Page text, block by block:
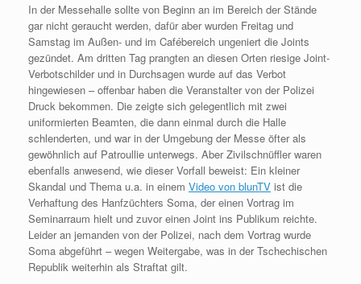
In der Messehalle sollte von Beginn an im Bereich der Stände
gar nicht geraucht werden, dafür aber wurden Freitag und
Samstag im Außen- und im Cafébereich ungeniert die Joints
gezündet. Am dritten Tag prangten an diesen Orten riesige Joint-
Verbotschilder und in Durchsagen wurde auf das Verbot
hingewiesen – offenbar haben die Veranstalter von der Polizei
Druck bekommen. Die zeigte sich gelegentlich mit zwei
uniformierten Beamten, die dann einmal durch die Halle
schlenderten, und war in der Umgebung der Messe öfter als
gewöhnlich auf Patroullie unterwegs. Aber Zivilschnüffler waren
ebenfalls anwesend, wie dieser Vorfall beweist: Ein kleiner
Skandal und Thema u.a. in einem Video von blunTV ist die
Verhaftung des Hanfzüchters Soma, der einen Vortrag im
Seminarraum hielt und zuvor einen Joint ins Publikum reichte.
Leider an jemanden von der Polizei, nach dem Vortrag wurde
Soma abgeführt – wegen Weitergabe, was in der Tschechischen
Republik weiterhin als Straftat gilt.